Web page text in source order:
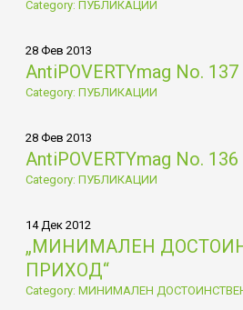
Category: ПУБЛИКАЦИИ
28 Фев 2013
AntiPOVERTYmag No.
Category: ПУБЛИКАЦИИ
28 Фев 2013
AntiPOVERTYmag No.
Category: ПУБЛИКАЦИИ
14 Дек 2012
„МИНИМАЛЕН
ПРИХОД“
Category: МИНИМАЛЕН